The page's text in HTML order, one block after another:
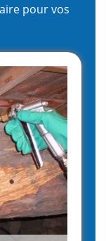
pour vos